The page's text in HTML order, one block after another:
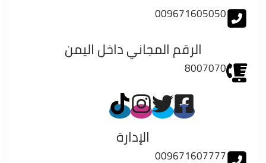
009671605050
الرقم المجاني داخل اليمن
8007070
الإدارة
009671607777